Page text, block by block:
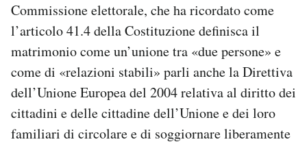
Commissione elettorale, che ha ricordato come
l’articolo 41.4 della Costituzione definisca il
matrimonio come un’unione tra «due persone» e
come di «relazioni stabili» parli anche la Direttiva
dell’Unione Europea del 2004 relativa al diritto dei
cittadini e delle cittadine dell’Unione e dei loro
familiari di circolare e di soggiornare liberamente